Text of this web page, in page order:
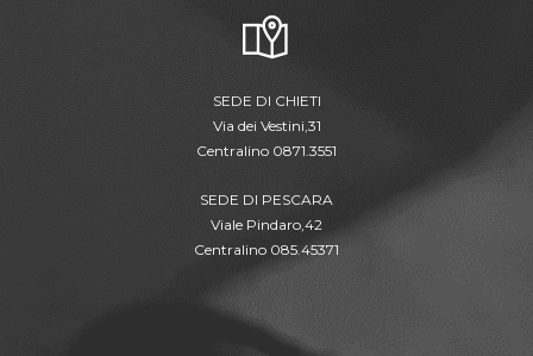
SEDE DI CHIETI
Via dei Vestini,31
Centralino 0871.3551
SEDE DI PESCARA
Viale Pindaro,42
Centralino 085.45371